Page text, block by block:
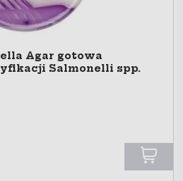
Agar gotowa
Salmonelli spp.